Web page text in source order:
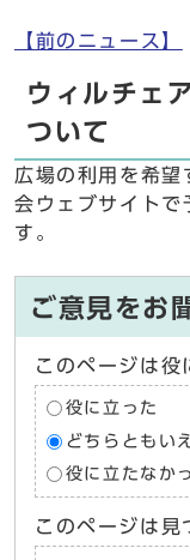
【前のニュース】
ウィルチェ
ついて
広場の利用を希望
会ウェブサイトで
す。
ご意見をお
このページは役
役に立った
どちらともい
役に立たなか
このページは見